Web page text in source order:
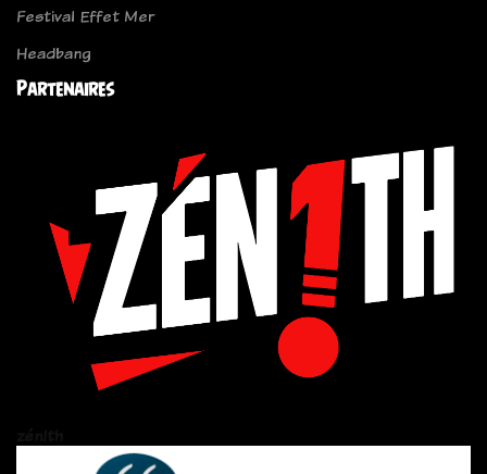
Festival Effet Mer
Headbang
Partenaires